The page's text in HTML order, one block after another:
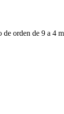
orden de 9 a 4